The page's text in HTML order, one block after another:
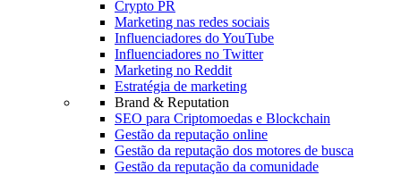
Crypto PR
Marketing nas redes sociais
Influenciadores do YouTube
Influenciadores no Twitter
Marketing no Reddit
Estratégia de marketing
Brand & Reputation
SEO para Criptomoedas e Blockchain
Gestão da reputação online
Gestão da reputação dos motores de busca
Gestão da reputação da comunidade